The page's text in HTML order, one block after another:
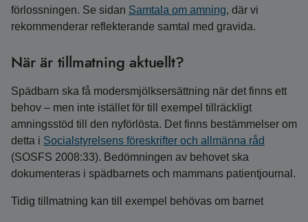
förlossningen. Se sidan Samtala om amning, där vi
rekommenderar reflekterande samtal med gravida.
När är tillmatning aktuellt?
Spädbarn ska få modersmjölksersättning när det finns ett
behov – men inte istället för till exempel tillräckligt
amningsstöd till den nyförlösta. Det finns bestämmelser om
detta i Socialstyrelsens föreskrifter och allmänna råd
(SOSFS 2008:33). Bedömningen av behovet ska
dokumenteras i spädbarnets och mammans patientjournal.
Tidig tillmatning kan till exempel behövas om barnet